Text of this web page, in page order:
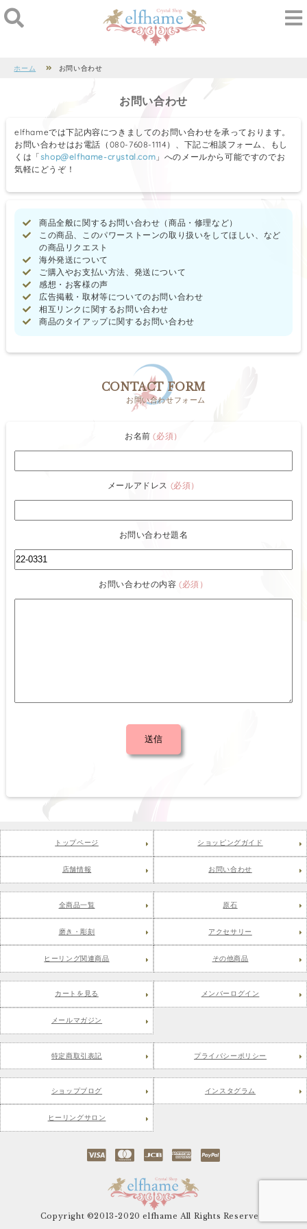
ホーム お問い合わせ
お問い合わせ
elfhameでは下記内容につきましてのお問い合わせを承っております。
お問い合わせはお電話（080-7608-1114）、下記ご相談フォーム、もし
くは「shop@elfhame-crystal.com 」へのメールから可能ですのでお
気軽にどうぞ！
商品全般に関するお問い合わせ（商品・修理など）
この商品、このパワーストーンの取り扱いをしてほしい、など
の商品リクエスト
海外発送について
ご購入やお支払い方法、発送について
感想・お客様の声
広告掲載・取材等についてのお問い合わせ
相互リンクに関するお問い合わせ
商品のタイアップに関するお問い合わせ
CONTACT FORM
お問い合わせフォーム
お名前(必須）
メールアドレス (必須）
お問い合わせ題名
お問い合わせの内容(必須）
トップページ ショッピングガイド
店舗情報 お問い合わせ
全商品一覧 原石
磨き・彫刻 アクセサリー
ヒーリング関連商品 その他商品
カートを見る メンバーログイン
メールマガジン
特定商取引表記 プライバシーポリシー
ショップブログ インスタグラム
ヒーリングサロン
Copyright ©2013-2020 elfhame All Rights Reserved.